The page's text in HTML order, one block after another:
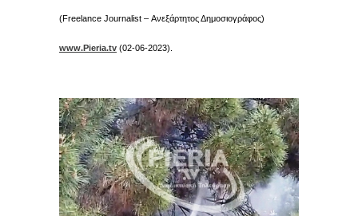
(Freelance Journalist – Ανεξάρτητος Δημοσιογράφος)
www.Pieria.tv (02-06-2023).